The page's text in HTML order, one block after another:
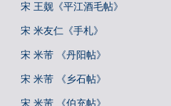
宋 王觌《平江酒毛帖》
宋 米友仁《手札》
宋 米芾 《丹阳帖》
宋 米芾 《乡石帖》
宋 米芾 《伯充帖》